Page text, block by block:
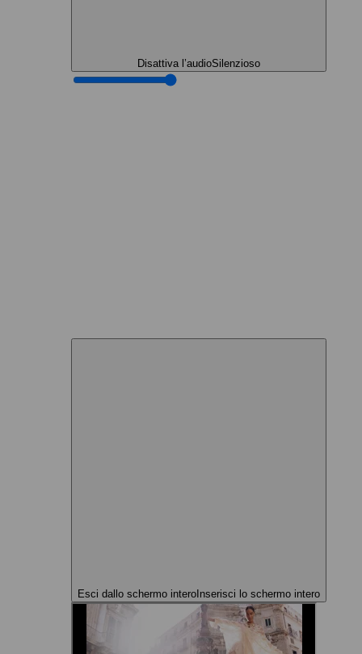
Disattiva l’audioSilenzioso
Esci dallo schermo interoInserisci lo schermo intero